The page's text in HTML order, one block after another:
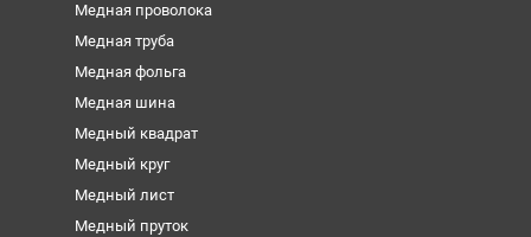
Медная проволока
Медная труба
Медная фольга
Медная шина
Медный квадрат
Медный круг
Медный лист
Медный пруток